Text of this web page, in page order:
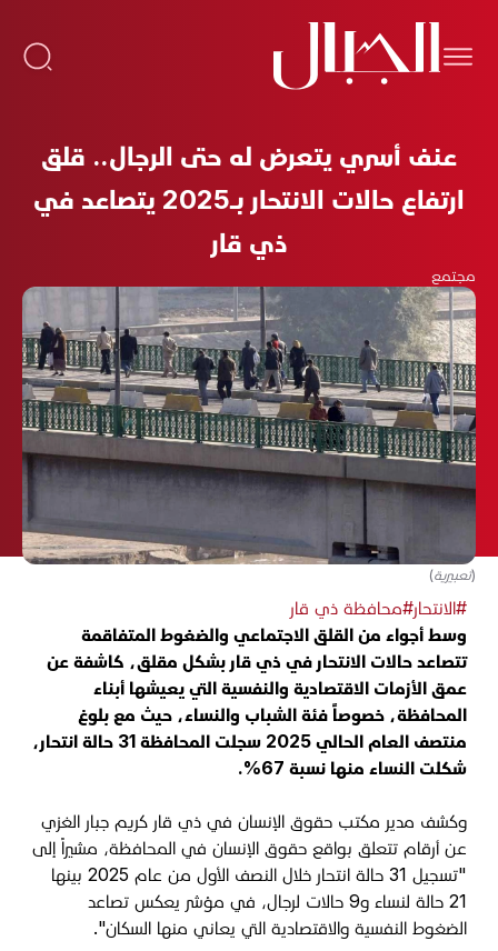
عنف أسري يتعرض له حتى الرجال.. قلق
ارتفاع حالات الانتحار بـ2025 يتصاعد في
ذي قار
مجتمع
(تعبيرية)
#الانتحار#محافظة ذي قار
وسط أجواء من القلق الاجتماعي والضغوط المتفاقمة
تتصاعد حالات الانتحار في ذي قار بشكل مقلق، كاشفة عن
عمق الأزمات الاقتصادية والنفسية التي يعيشها أبناء
المحافظة، خصوصاً فئة الشباب والنساء، حيث مع بلوغ
منتصف العام الحالي 2025 سجلت المحافظة 31 حالة انتحار،
شكلت النساء منها نسبة 67%.
وكشف مدير مكتب حقوق الإنسان في ذي قار كريم جبار الغزي
عن أرقام تتعلق بواقع حقوق الإنسان في المحافظة، مشيراً إلى
"تسجيل 31 حالة انتحار خلال النصف الأول من عام 2025 بينها
21 حالة لنساء و9 حالات لرجال، في مؤشر يعكس تصاعد
الضغوط النفسية والاقتصادية التي يعاني منها السكان".